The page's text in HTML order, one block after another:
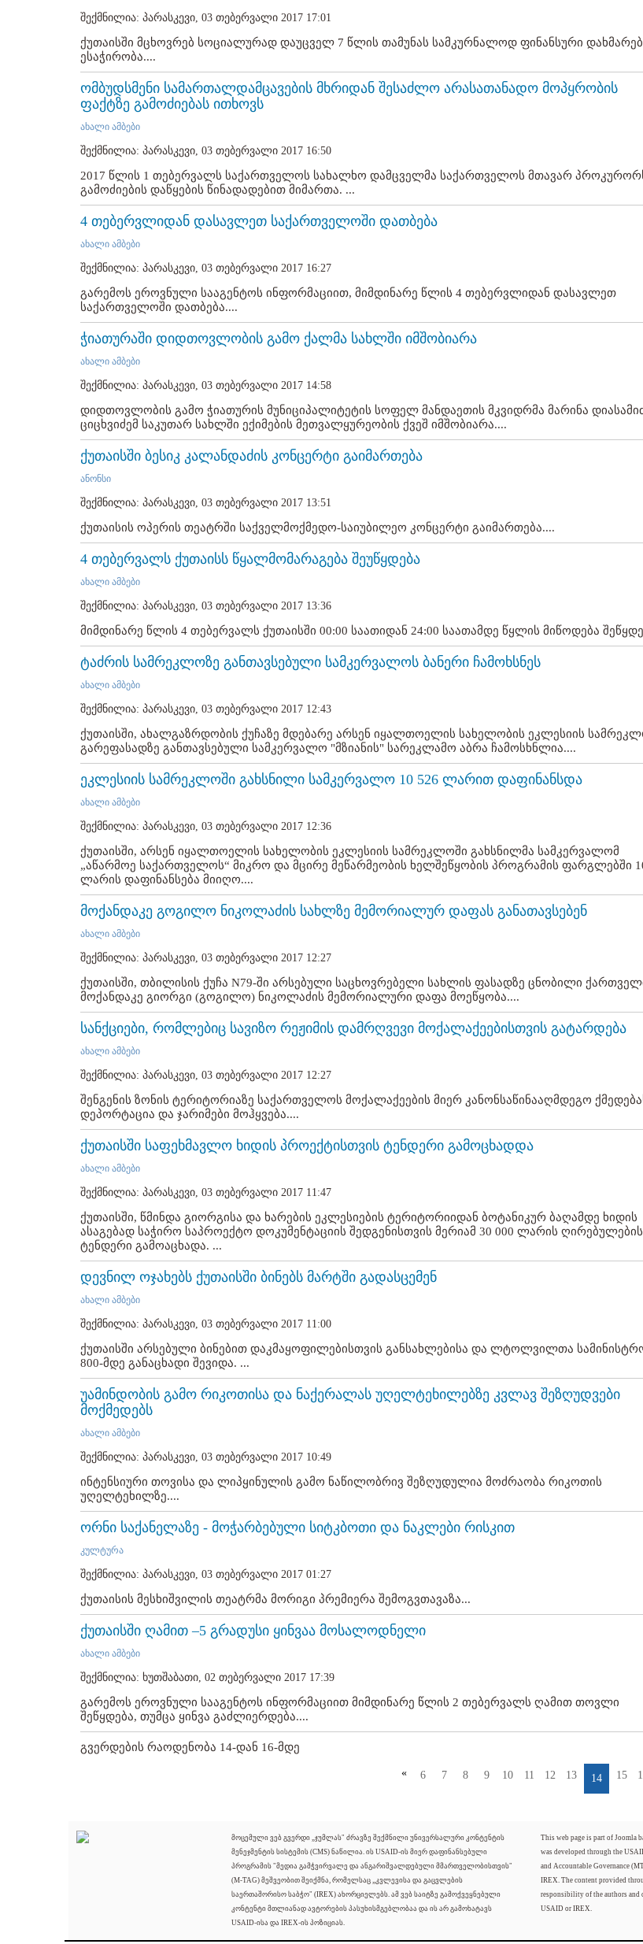
შექმნილია: პარასკევი, 03 თებერვალი 2017 17:01
ქუთაისში მცხოვრებ სოციალურად დაუცველ 7 წლის თამუნას სამკურნალოდ ფინანსური
ესაჭირობა....
ომბუდსმენი სამართალდამცავების მხრიდან შესაძლო არასათანადო მოპყრობის
ფაქტზე გამოძიებას ითხოვს
ახალი ამბები
შექმნილია: პარასკევი, 03 თებერვალი 2017 16:50
2017 წლის 1 თებერვალს საქართველოს სახალხო დამცველმა საქართველოს მთავარ
გამოძიების დაწყების წინადადებით მიმართა. ...
4 თებერვლიდან დასავლეთ საქართველოში დათბება
ახალი ამბები
შექმნილია: პარასკევი, 03 თებერვალი 2017 16:27
გარემოს ეროვნული სააგენტოს ინფორმაციით, მიმდინარე წლის 4 თებერვლიდან დასავლეთ
საქართველოში დათბება....
ჭიათურაში დიდთოვლობის გამო ქალმა სახლში იმშობიარა
ახალი ამბები
შექმნილია: პარასკევი, 03 თებერვალი 2017 14:58
დიდთოვლობის გამო ჭიათურის მუნიციპალიტეტის სოფელ მანდაეთის მკვიდრმა მარინა
ციცხვიძემ საკუთარ სახლში ექიმების მეთვალყურეობის ქვეშ იმშობიარა....
ქუთაისში ბესიკ კალანდაძის კონცერტი გაიმართება
ანონსი
შექმნილია: პარასკევი, 03 თებერვალი 2017 13:51
ქუთაისის ოპერის თეატრში საქველმოქმედო-საიუბილეო კონცერტი გაიმართება....
4 თებერვალს ქუთაისს წყალმომარაგება შეუწყდება
ახალი ამბები
შექმნილია: პარასკევი, 03 თებერვალი 2017 13:36
მიმდინარე წლის 4 თებერვალს ქუთაისში 00:00 საათიდან 24:00 საათამდე წყლის მიწოდება
ტაძრის სამრეკლოზე განთავსებული სამკერვალოს ბანერი ჩამოხსნეს
ახალი ამბები
შექმნილია: პარასკევი, 03 თებერვალი 2017 12:43
ქუთაისში, ახალგაზრდობის ქუჩაზე მდებარე არსენ იყალთოელის სახელობის ეკლესიის
გარეფასადზე განთავსებული სამკერვალო "მზიანის" სარეკლამო აბრა ჩამოსხნლია....
ეკლესიის სამრეკლოში გახსნილი სამკერვალო 10 526 ლარით დაფინანსდა
ახალი ამბები
შექმნილია: პარასკევი, 03 თებერვალი 2017 12:36
ქუთაისში, არსენ იყალთოელის სახელობის ეკლესიის სამრეკლოში გახსნილმა სამკერვალომ
„აწარმოე საქართველოს“ მიკრო და მცირე მეწარმეობის ხელშეწყობის პროგრამის ფარგლებში
ლარის დაფინანსება მიიღო....
მოქანდაკე გოგილო ნიკოლაძის სახლზე მემორიალურ დაფას განათავსებენ
ახალი ამბები
შექმნილია: პარასკევი, 03 თებერვალი 2017 12:27
ქუთაისში, თბილისის ქუჩა N79-ში არსებული საცხოვრებელი სახლის ფასადზე ცნობილი
მოქანდაკე გიორგი (გოგილო) ნიკოლაძის მემორიალური დაფა მოეწყობა....
სანქციები, რომლებიც სავიზო რეჟიმის დამრღვევი მოქალაქეებისთვის გატარდება
ახალი ამბები
შექმნილია: პარასკევი, 03 თებერვალი 2017 12:27
შენგენის ზონის ტერიტორიაზე საქართველოს მოქალაქეების მიერ კანონსაწინააღმდეგო
დეპორტაცია და ჯარიმები მოჰყვება....
ქუთაისში საფეხმავლო ხიდის პროექტისთვის ტენდერი გამოცხადდა
ახალი ამბები
შექმნილია: პარასკევი, 03 თებერვალი 2017 11:47
ქუთაისში, წმინდა გიორგისა და ხარების ეკლესიების ტერიტორიიდან ბოტანიკურ ბაღამდე ხიდის
ასაგებად საჭირო საპროექტო დოკუმენტაციის შედგენისთვის მერიამ 30 000 ლარის ღირებულების
ტენდერი გამოაცხადა. ...
დევნილ ოჯახებს ქუთაისში ბინებს მარტში გადასცემენ
ახალი ამბები
შექმნილია: პარასკევი, 03 თებერვალი 2017 11:00
ქუთაისში არსებული ბინებით დაკმაყოფილებისთვის განსახლებისა და ლტოლვილთა
800-მდე განაცხადი შევიდა. ...
უამინდობის გამო რიკოთისა და ნაქერალას უღელტეხილებზე კვლავ შეზღუდვები
მოქმედებს
ახალი ამბები
შექმნილია: პარასკევი, 03 თებერვალი 2017 10:49
ინტენსიური თოვისა და ლიპყინულის გამო ნაწილობრივ შეზღუდულია მოძრაობა რიკოთის
უღელტეხილზე....
ორნი საქანელაზე - მოჭარბებული სიტკბოთი და ნაკლები რისკით
კულტურა
შექმნილია: პარასკევი, 03 თებერვალი 2017 01:27
ქუთაისის მესხიშვილის თეატრმა მორიგი პრემიერა შემოგვთავაზა...
ქუთაისში ღამით –5 გრადუსი ყინვაა მოსალოდნელი
ახალი ამბები
შექმნილია: ხუთშაბათი, 02 თებერვალი 2017 17:39
გარემოს ეროვნული სააგენტოს ინფორმაციით მიმდინარე წლის 2 თებერვალს ღამით თოვლი
შეწყდება, თუმცა ყინვა გაძლიერდება....
« 6 7 8 9 10 11 12 13 14 15
გვერდების რაოდენობა 14-დან 16-მდე
მოცემული ვებ გვერდი „ჯუმლას" ძრავზე შექმნილი უნივერსალური კონტენტის
მენეჯმენტის სისტემის (CMS) ნაწილია. ის USAID-ის მიერ დაფინანსებული
პროგრამის "მედია გამჭვირვალე და ანგარიშვალდებული მმართველობისთვის"
(M-TAG) მეშვეობით შეიქმნა, რომელსაც „კვლევისა და გაცვლების
საერთაშორისო საბჭო" (IREX) ახორციელებს. ამ ვებ საიტზე გამოქვეყნებული
კონტენტი მთლიანად ავტორების პასუხისმგებლობაა და ის არ გამოხატავს
USAID-ისა და IREX-ის პოზიციას.
This web page is part of Joomla
was developed through the
and Accountable Governance
IREX. The content provided
responsibility of the authors and
USAID or IREX.